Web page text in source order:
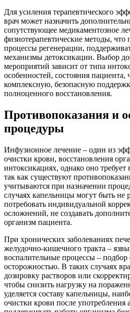
Для усиления терапевтического
врач может назначить
сопутствующее медикаментозное
физиотерапевтические методы, что
процессы регенерации,
механизмы детоксикации. Выбор
мероприятий зависит от типа
особенностей, состояния пациента,
комплексную, безопасную
полноценного восстановления.
Противопоказания и
процедуры
Инфузионное лечение – один из
очистки крови, восстановления
интоксикациях, однако оно требует
так как существуют
учитываются при назначении
случаях капельницы могут быть не
потребовать индивидуальной
осложнений, не создавать
организм пациента.
При хронических заболеваниях
желудочно-кишечного тракта –
воспалительные процессы – подбор
осторожностью. В таких случаях
дозировку растворов или
чтобы снизить нагрузку на
уделяется составу капельницы,
очистки крови после употребления